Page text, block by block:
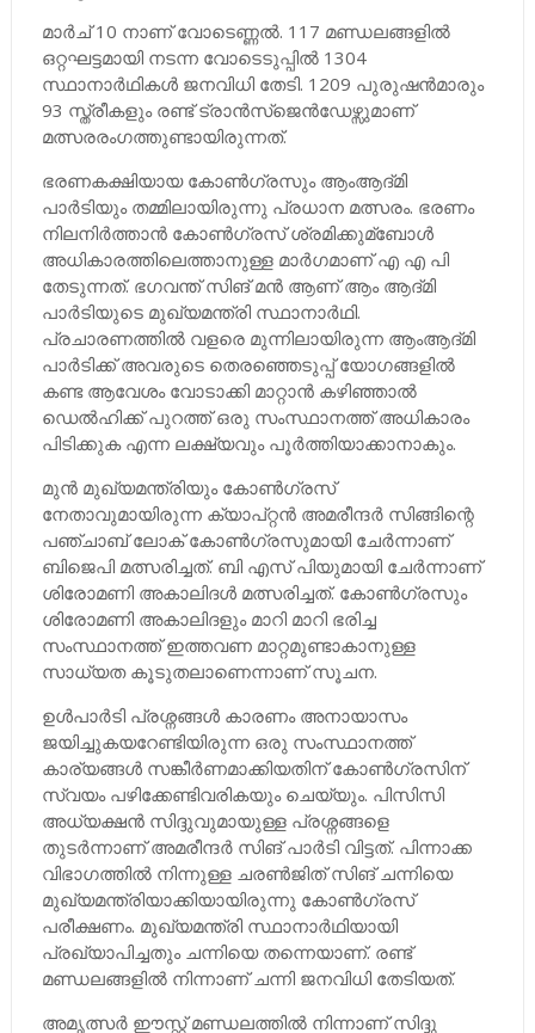
മാര്‍ച് 10 നാണ് വോടെണ്ണല്‍. 117 മണ്ഡലങ്ങളില്‍
ഒറ്റഘട്ടമായി നടന്ന വോടെടുപ്പില്‍ 1304
സ്ഥാനാര്‍ഥികള്‍ ജനവിധി തേടി. 1209 പുരുഷന്‍മാരും
93 സ്ത്രീകളും രണ്ട് ട്രാന്‍സ്ജെന്‍ഡേഴ്സുമാണ്
മത്സരരംഗത്തുണ്ടായിരുന്നത്.
ഭരണകക്ഷിയായ കോണ്‍ഗ്രസും ആംആദ്മി
പാര്‍ടിയും തമ്മിലായിരുന്നു പ്രധാന മത്സരം. ഭരണം
നിലനിര്‍ത്താന്‍ കോണ്‍ഗ്രസ് ശ്രമിക്കുമ്ബോള്‍
അധികാരത്തിലെത്താനുള്ള മാര്‍ഗമാണ് എ എ പി
തേടുന്നത്. ഭഗവന്ത് സിങ് മന്‍ ആണ് ആം ആദ്മി
പാര്‍ടിയുടെ മുഖ്യമന്ത്രി സ്ഥാനാര്‍ഥി.
പ്രചാരണത്തില്‍ വളരെ മുന്നിലായിരുന്ന ആംആദ്മി
പാര്‍ടിക്ക് അവരുടെ തെരഞ്ഞെടുപ്പ് യോഗങ്ങളില്‍
കണ്ട ആവേശം വോടാക്കി മാറ്റാന്‍ കഴിഞ്ഞാല്‍
ഡെല്‍ഹിക്ക് പുറത്ത് ഒരു സംസ്ഥാനത്ത് അധികാരം
പിടിക്കുക എന്ന ലക്ഷ്യവും പൂര്‍ത്തിയാക്കാനാകും.
മുന്‍ മുഖ്യമന്ത്രിയും കോണ്‍ഗ്രസ്
നേതാവുമായിരുന്ന ക്യാപ്റ്റന്‍ അമരീന്ദര്‍ സിങ്ങിന്റെ
പഞ്ചാബ് ലോക് കോണ്‍ഗ്രസുമായി ചേര്‍ന്നാണ്
ബിജെപി മത്സരിച്ചത്. ബി എസ് പിയുമായി ചേര്‍ന്നാണ്
ശിരോമണി അകാലിദള്‍ മത്സരിച്ചത്. കോണ്‍ഗ്രസും
ശിരോമണി അകാലിദളും മാറി മാറി ഭരിച്ച
സംസ്ഥാനത്ത് ഇത്തവണ മാറ്റമുണ്ടാകാനുള്ള
സാധ്യത കൂടുതലാണെന്നാണ് സൂചന.
ഉള്‍പാര്‍ടി പ്രശ്നങ്ങള്‍ കാരണം അനായാസം
ജയിച്ചുകയറേണ്ടിയിരുന്ന ഒരു സംസ്ഥാനത്ത്
കാര്യങ്ങള്‍ സങ്കീര്‍ണമാക്കിയതിന് കോണ്‍ഗ്രസിന്
സ്വയം പഴിക്കേണ്ടിവരികയും ചെയ്യും. പിസിസി
അധ്യക്ഷന്‍ സിദ്ദുവുമായുള്ള പ്രശ്നങ്ങളെ
തുടര്‍ന്നാണ് അമരീന്ദര്‍ സിങ് പാര്‍ടി വിട്ടത്. പിന്നാക്ക
വിഭാഗത്തില്‍ നിന്നുള്ള ചരണ്‍ജിത് സിങ് ചന്നിയെ
മുഖ്യമന്ത്രിയാക്കിയായിരുന്നു കോണ്‍ഗ്രസ്
പരീക്ഷണം. മുഖ്യമന്ത്രി സ്ഥാനാര്‍ഥിയായി
പ്രഖ്യാപിച്ചതും ചന്നിയെ തന്നെയാണ്. രണ്ട്
മണ്ഡലങ്ങളില്‍ നിന്നാണ് ചന്നി ജനവിധി തേടിയത്.
അമൃത്സര്‍ ഈസ്റ്റ് മണ്ഡലത്തില്‍ നിന്നാണ് സിദ്ദു